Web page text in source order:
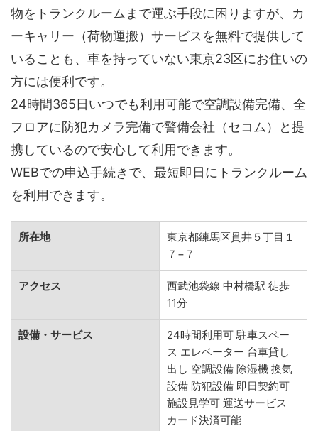
物をトランクルームまで運ぶ手段に困りますが、カ
ーキャリー（荷物運搬）サービスを無料で提供して
いることも、車を持っていない東京23区にお住いの
方には便利です。
24時間365日いつでも利用可能で空調設備完備、全
フロアに防犯カメラ完備で警備会社（セコム）と提
携しているので安心して利用できます。
WEBでの申込手続きで、最短即日にトランクルーム
を利用できます。
所在地
東京都練馬区貫井５丁目１
７−７
アクセス
西武池袋線 中村橋駅 徒歩
11分
設備・サービス
24時間利用可 駐車スペー
ス エレベーター 台車貸し
出し 空調設備 除湿機 換気
設備 防犯設備 即日契約可
施設見学可 運送サービス
カード決済可能